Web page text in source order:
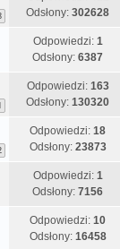
Odsłony:302628
Odpowiedzi: 1
Odsłony:6387
Odpowiedzi: 163
Odsłony:130320
Odpowiedzi:18
Odsłony: 23873
Odpowiedzi: 1
Odsłony:7156
Odpowiedzi:10
Odsłony: 16458